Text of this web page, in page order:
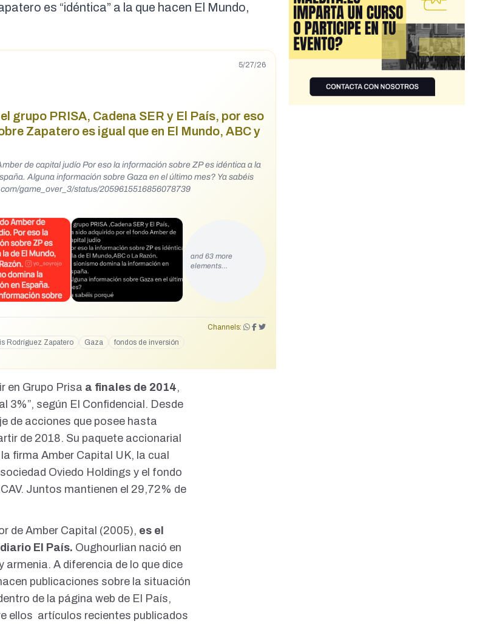
es “idéntica” a la que hacen El Mundo,
5/27/26
grupo PRISA, Cadena SER y El País, por eso
Zapatero es igual que en El Mundo, ABC y
de capital judío Por eso la información sobre ZP es idéntica a la
Alguna información sobre Gaza en el último mes? Ya sabéis
and 63 more
elements…
Channels:
Rodríguez Zapatero Gaza
fondos de inversión
en Grupo Prisa a finales de 2014,
3%”, según El Confidencial. Desde
de acciones que posee hasta
de 2018. Su paquete accionarial
firma Amber Capital UK, la cual
Oviedo Holdings y el fondo
Juntos mantienen el 29,72% de
de Amber Capital (2005), es el
El País. Oughourlian nació en
armenia. A diferencia de lo que dice
publicaciones sobre la situación
de la página web de El País,
ellos artículos recientes publicados